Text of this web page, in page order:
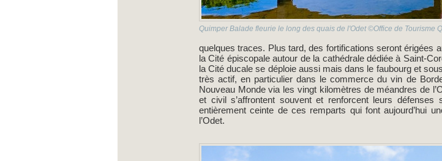
Quimper Balade fleurie le long des quais de l'Odet ©Office de Tourisme
quelques traces. Plus tard, des fortifications seront érigées
la Cité épiscopale autour de la cathédrale dédiée à Saint-
la Cité ducale se déploie aussi mais dans le faubourg et
très actif, en particulier dans le commerce du vin de
Nouveau Monde via les vingt kilomètres de méandres de
et civil s’affrontent souvent et renforcent leurs
entièrement ceinte de ces remparts qui font aujourd’hui
l’Odet.